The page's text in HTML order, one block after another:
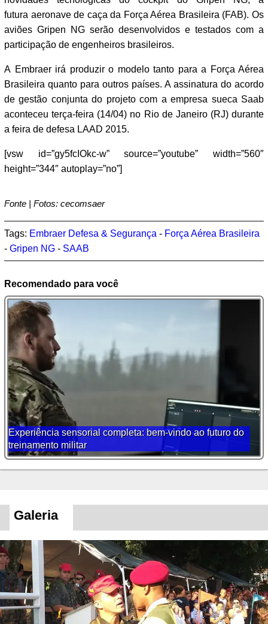
futura aeronave de caça da Força Aérea Brasileira (FAB). Os
aviões Gripen NG serão desenvolvidos e testados com a
participação de engenheiros brasileiros.
A Embraer irá produzir o modelo tanto para a Força Aérea
Brasileira quanto para outros países. A assinatura do acordo
de gestão conjunta do projeto com a empresa sueca Saab
aconteceu terça-feira (14/04) no Rio de Janeiro (RJ) durante
a feira de defesa LAAD 2015.
[vsw id=”gy5fcIOkc-w” source=”youtube” width=”560″
height=”344″ autoplay=”no”]
Fonte | Fotos: cecomsaer
Tags: Embraer Defesa & Segurança - Força Aérea Brasileira
- Gripen NG - SAAB
Recomendado para você
Experiência sensorial completa: bem-vindo ao futuro do
treinamento militar
Galeria